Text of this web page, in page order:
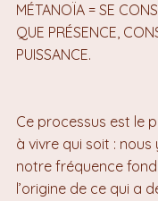
MÉTANOÏA = SE
QUE PRÉSENCE,
PUISSANCE.
Ce processus est le
à vivre qui soit :
notre fréquence
l’origine de ce qui a